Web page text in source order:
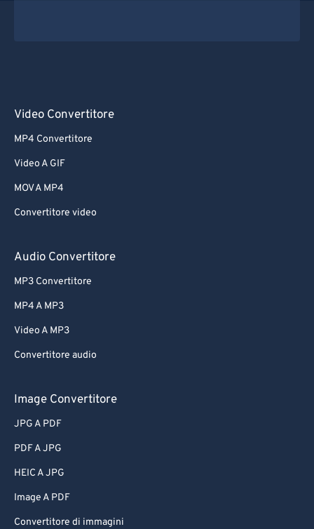
Video Convertitore
MP4 Convertitore
Video A GIF
MOV A MP4
Convertitore video
Audio Convertitore
MP3 Convertitore
MP4 A MP3
Video A MP3
Convertitore audio
Image Convertitore
JPG A PDF
PDF A JPG
HEIC A JPG
Image A PDF
Convertitore di immagini